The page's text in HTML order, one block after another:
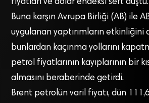
fiyatları ve dolar endeksi sert düştü.
Buna karşın Avrupa Birliği (AB) ile
uygulanan yaptırımların etkinliğini
bunlardan kaçınma yollarını
petrol fiyatlarının kayıplarının bir
almasını beraberinde getirdi.
Brent petrolün varil fiyatı, dün